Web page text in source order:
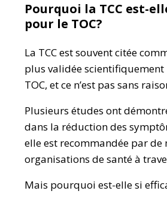
Pourquoi la TCC est-
pour le TOC?
La TCC est souvent citée
plus validée
TOC, et ce n’est pas sans
Plusieurs études ont
dans la réduction des
elle est recommandée par de
organisations de santé à
Mais pourquoi est-elle si